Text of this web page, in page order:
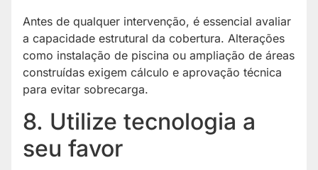
Antes de qualquer intervenção, é essencial avaliar
a capacidade estrutural da cobertura. Alterações
como instalação de piscina ou ampliação de áreas
construídas exigem cálculo e aprovação técnica
para evitar sobrecarga.
8. Utilize tecnologia a
seu favor